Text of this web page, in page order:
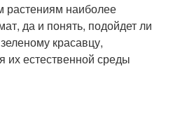
растениям наиболее
да и понять, подойдет ли
красавцу,
их естественной среды